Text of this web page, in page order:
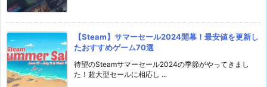
【Steam】サマーセール2024開幕！最安値を更新し
たおすすめゲーム70選
待望のSteamサマーセール2024の季節がやってきまし
た！超大型セールに相応し ...